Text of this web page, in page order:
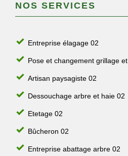
NOS SERVICES
Entreprise élagage 02
Pose et changement grillage
Artisan paysagiste 02
Dessouchage arbre et haie 02
Etetage 02
Bûcheron 02
Entreprise abattage arbre 02